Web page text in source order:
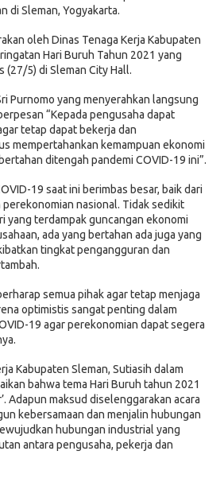
di Sleman, Yogyakarta.
oleh Dinas Tenaga Kerja Kabupaten
Hari Buruh Tahun 2021 yang
(27/5) di Sleman City Hall.
Purnomo yang menyerahkan langsung
“Kepada pengusaha dapat
tetap dapat bekerja dan
mempertahankan kemampuan ekonomi
ditengah pandemi COVID-19 ini”.
19 saat ini berimbas besar, baik dari
nasional. Tidak sedikit
yang terdampak guncangan ekonomi
ada yang bertahan ada juga yang
tingkat pengangguran dan
semua pihak agar tetap menjaga
optimistis sangat penting dalam
19 agar perekonomian dapat segera
Kabupaten Sleman, Sutiasih dalam
bahwa tema Hari Buruh tahun 2021
Adapun maksud diselenggarakan acara
kebersamaan dan menjalin hubungan
hubungan industrial yang
antara pengusaha, pekerja dan